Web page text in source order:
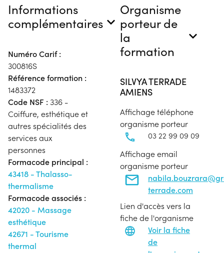
Informations
complémentaires
Numéro Carif :
300816S
Référence formation :
1483372
Code NSF : 336 -
Coiffure, esthétique et
autres spécialités des
services aux
personnes
Formacode principal :
43418 - Thalasso-
thermalisme
Formacode associés :
42020 - Massage
esthétique
42671 - Tourisme
thermal
Organisme
porteur de
la
formation
SILVYA TERRADE
AMIENS
Affichage téléphone
organisme porteur
03 22 99 09 09
Affichage email
organisme porteur
terrade.com
Lien d'accès vers la
fiche de l'organisme
Voir la fiche
de